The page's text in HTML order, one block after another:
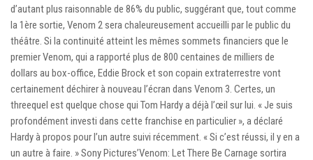
d’autant plus raisonnable de 86% du public, suggérant que, tout comme
la 1ère sortie, Venom 2 sera chaleureusement accueilli par le public du
théâtre. Si la continuité atteint les mêmes sommets financiers que le
premier Venom, qui a rapporté plus de 800 centaines de milliers de
dollars au box-office, Eddie Brock et son copain extraterrestre vont
certainement déchirer à nouveau l’écran dans Venom 3. Certes, un
threequel est quelque chose qui Tom Hardy a déjà l’œil sur lui. « Je suis
profondément investi dans cette franchise en particulier », a déclaré
Hardy à propos pour l’un autre suivi récemment. « Si c’est réussi, il y en a
un autre à faire. » Sony Pictures’Venom: Let There Be Carnage sortira